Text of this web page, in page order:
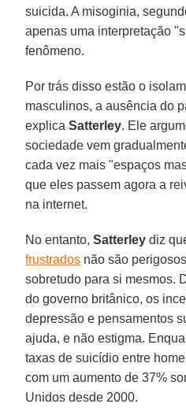
suicida. A misoginia,
apenas uma interpretação
fenômeno.
Por trás disso estão o
masculinos, a ausência do
explicaSatterley. Ele
sociedade vem
cada vez mais "espaços
que eles passem agora a
na internet.
No entanto,Satterley diz
frustrados não são
sobretudo para si mesmos.
do governo britânico, os
depressão e pensamentos
ajuda, e não estigma.
taxas de suicídio entre
com um aumento de 37%
Unidos desde 2000.